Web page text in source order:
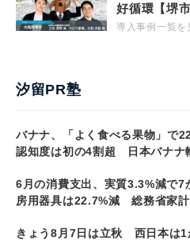
好循環【堺市
導入事例一覧を
汐留PR塾
バナナ、「よく食べる果物」で
認知度は初の4割超 日本バナナ
6月の消費支出、実質3.3%減で
房用器具は22.7%減 総務省家
きょう8月7日は立秋 西日本は1